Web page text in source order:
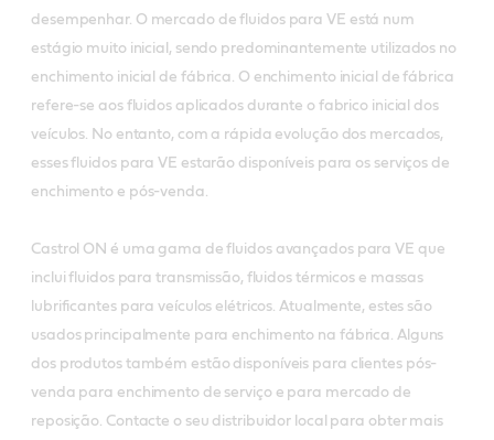
desempenhar. O mercado de fluidos para VE está num
estágio muito inicial, sendo predominantemente utilizados no
enchimento inicial de fábrica. O enchimento inicial de fábrica
refere-se aos fluidos aplicados durante o fabrico inicial dos
veículos. No entanto, com a rápida evolução dos mercados,
esses fluidos para VE estarão disponíveis para os serviços de
enchimento e pós-venda.
Castrol ON é uma gama de fluidos avançados para VE que
inclui fluidos para transmissão, fluidos térmicos e massas
lubrificantes para veículos elétricos. Atualmente, estes são
usados principalmente para enchimento na fábrica. Alguns
dos produtos também estão disponíveis para clientes pós-
venda para enchimento de serviço e para mercado de
reposição. Contacte o seu distribuidor local para obter mais